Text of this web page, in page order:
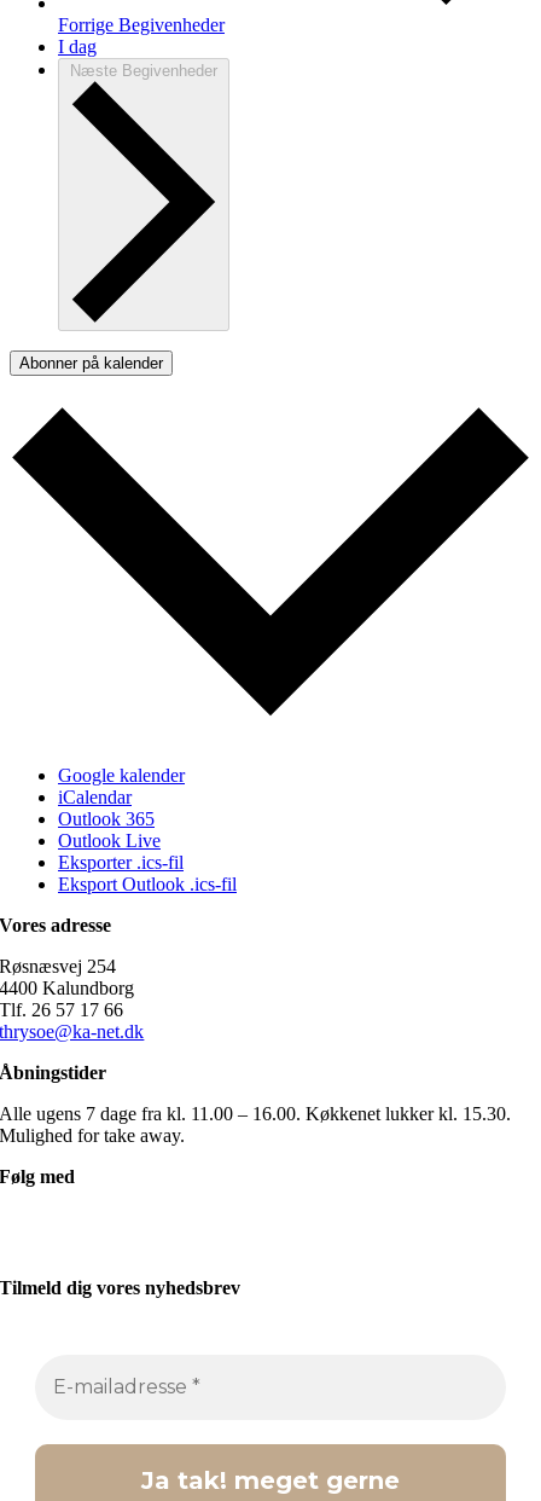
Forrige Begivenheder
I dag
Næste Begivenheder
Abonner på kalender
Google kalender
iCalendar
Outlook 365
Outlook Live
Eksporter .ics-fil
Eksport Outlook .ics-fil
Vores adresse
Røsnæsvej 254
4400 Kalundborg
Tlf. 26 57 17 66
thrysoe@ka-net.dk
Åbningstider
Alle ugens 7 dage fra kl. 11.00 – 16.00. Køkkenet lukker kl. 15.30.
Mulighed for take away.
Følg med
Tilmeld dig vores nyhedsbrev